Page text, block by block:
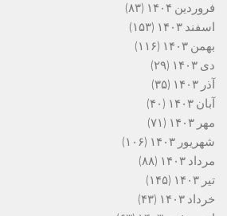
فروردین ۱۴۰۴
(۸۳)
اسفند ۱۴۰۳
(۱۵۳)
بهمن ۱۴۰۳
(۱۱۶)
دی ۱۴۰۳
(۲۹)
آذر ۱۴۰۳
(۳۵)
آبان ۱۴۰۳
(۴۰)
مهر ۱۴۰۳
(۷۱)
شهریور ۱۴۰۳
(۱۰۶)
مرداد ۱۴۰۳
(۸۸)
تیر ۱۴۰۳
(۱۴۵)
خرداد ۱۴۰۳
(۴۳)